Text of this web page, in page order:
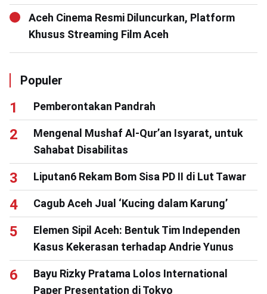
Aceh Cinema Resmi Diluncurkan, Platform
Khusus Streaming Film Aceh
Populer
Pemberontakan Pandrah
Mengenal Mushaf Al-Qur’an Isyarat, untuk
Sahabat Disabilitas
Liputan6 Rekam Bom Sisa PD II di Lut Tawar
Cagub Aceh Jual ‘Kucing dalam Karung’
Elemen Sipil Aceh: Bentuk Tim Independen
Kasus Kekerasan terhadap Andrie Yunus
Bayu Rizky Pratama Lolos International
Paper Presentation di Tokyo